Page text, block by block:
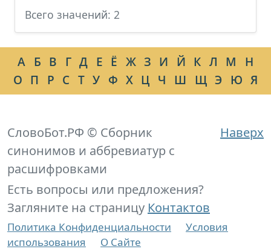
Всего значений: 2
А Б В Г Д Е Ё Ж З И Й К Л М
Н
О П Р С Т У Ф Х Ц Ч Ш Щ Э Ю Я
Наверх
СловоБот.РФ © Сборник
синонимов и аббревиатур с
расшифровками
Есть вопросы или предложения?
Загляните на страницу Контактов
Политика Конфиденциальности
Условия
использования
О Сайте